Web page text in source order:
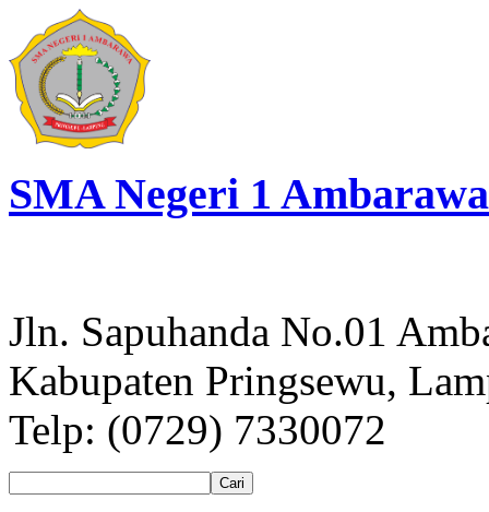
SMA Negeri 1 Ambarawa
Jln. Sapuhanda No.01
Kabupaten Pringsewu,
Telp: (0729) 7330072